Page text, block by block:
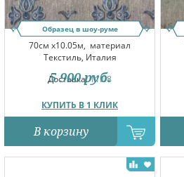
Образец в шоу-руме
70см x10.05м, материал
Текстиль, Италия
Доставка:11.08
КУПИТЬ В 1 КЛИК
5 900 руб.
В корзину